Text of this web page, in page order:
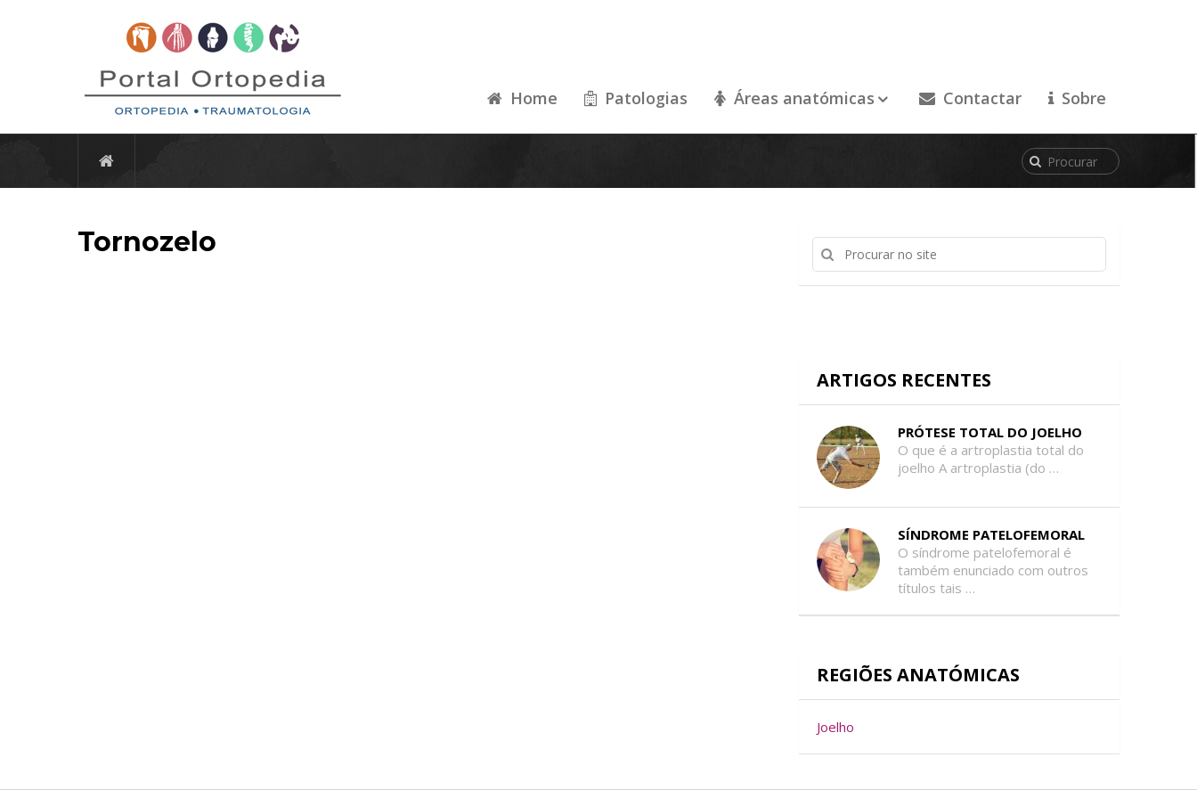
Home Patologias Áreas anatómicas Contactar Sobre
Tornozelo
ARTIGOS RECENTES
PRÓTESE TOTAL DO JOELHO
O que é a artroplastia total do
joelho A artroplastia (do …
SÍNDROME PATELOFEMORAL
O síndrome patelofemoral é
também enunciado com outros
títulos tais …
REGIÕES ANATÓMICAS
Joelho